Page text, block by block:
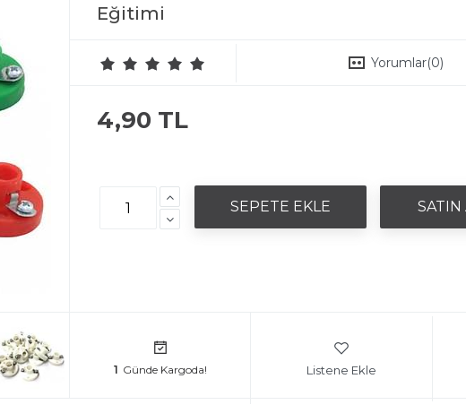
Eğitimi
Yorumlar(0)
4,90 TL
1 Listene Ekle